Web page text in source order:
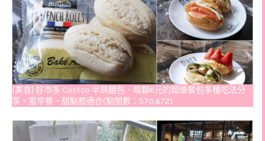
[美食] 好市多 Costco 半熟麵包．每顆6元的超值餐包多種吃法分
享，當早餐、甜點都適合(點閱數：570,672)